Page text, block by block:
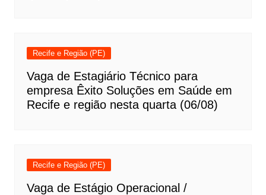
Recife e Região (PE)
Vaga de Estagiário Técnico para
empresa Êxito Soluções em Saúde em
Recife e região nesta quarta (06/08)
Recife e Região (PE)
Vaga de Estágio Operacional /